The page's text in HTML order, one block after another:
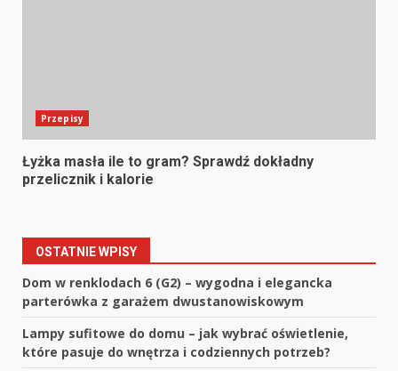
Przepisy
Łyżka masła ile to gram? Sprawdź dokładny
przelicznik i kalorie
OSTATNIE WPISY
Dom w renklodach 6 (G2) – wygodna i elegancka
parterówka z garażem dwustanowiskowym
Lampy sufitowe do domu – jak wybrać oświetlenie,
które pasuje do wnętrza i codziennych potrzeb?